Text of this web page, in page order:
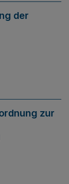
der
zur